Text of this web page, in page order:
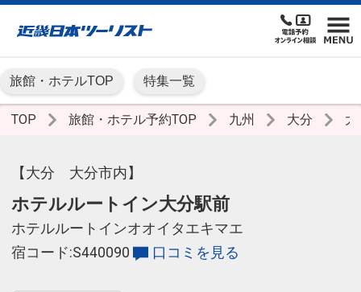
旅館・ホテルTOP 特集一覧
TOP 旅館・ホテル予約TOP 九州 大分
【大分 大分市内】
ホテルルートイン大分駅前
ホテルルートインオオイタエキマエ
宿コード:S440090
口コミを見る